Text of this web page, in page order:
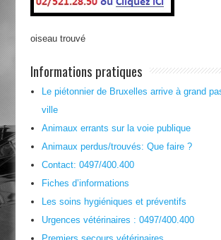
oiseau trouvé
Informations pratiques
Le piétonnier de Bruxelles arrive à grand
ville
Animaux errants sur la voie publique
Animaux perdus/trouvés: Que faire ?
Contact: 0497/400.400
Fiches d’informations
Les soins hygiéniques et préventifs
Urgences vétérinaires : 0497/400.400